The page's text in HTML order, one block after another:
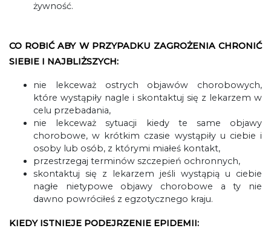
żywność.
CO ROBIĆ ABY W PRZYPADKU ZAGROŻENIA CHRONIĆ
SIEBIE I NAJBLIŻSZYCH:
nie lekceważ ostrych objawów chorobowych,
które wystąpiły nagle i skontaktuj się z lekarzem w
celu przebadania,
nie lekceważ sytuacji kiedy te same objawy
chorobowe, w krótkim czasie wystąpiły u ciebie i
osoby lub osób, z którymi miałeś kontakt,
przestrzegaj terminów szczepień ochronnych,
skontaktuj się z lekarzem jeśli wystąpią u ciebie
nagłe nietypowe objawy chorobowe a ty nie
dawno powróciłeś z egzotycznego kraju.
KIEDY ISTNIEJE PODEJRZENIE EPIDEMII: